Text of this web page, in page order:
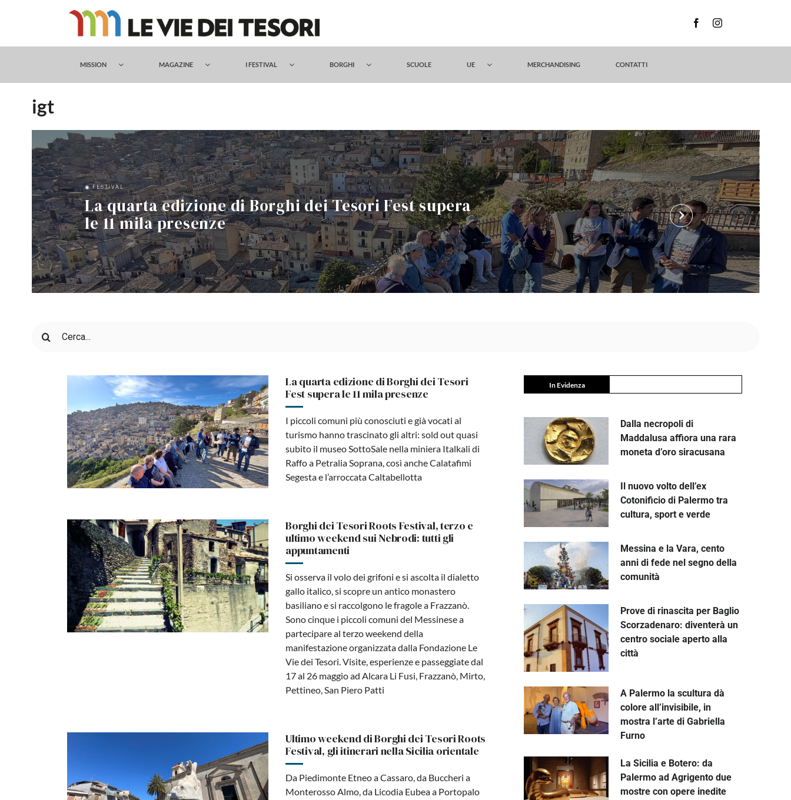
MISSION MAGAZINE I FESTIVAL BORGHI SCUOLE UE MERCHANDISING CONTATTI
igt
◉ FESTIVAL
La quarta edizione di Borghi dei Tesori Fest supera
le 11 mila presenze
keyboard_arrow_right
per:
La quarta edizione di Borghi dei Tesori
Fest supera le 11 mila presenze
I piccoli comuni più conosciuti e già vocati al
turismo hanno trascinato gli altri: sold out quasi
subito il museo SottoSale nella miniera Italkali di
Raffo a Petralia Soprana, così anche Calatafimi
Segesta e l’arroccata Caltabellotta
Borghi dei Tesori Roots Festival, terzo e
ultimo weekend sui Nebrodi: tutti gli
appuntamenti
Si osserva il volo dei grifoni e si ascolta il dialetto
gallo italico, si scopre un antico monastero
basiliano e si raccolgono le fragole a Frazzanò.
Sono cinque i piccoli comuni del Messinese a
partecipare al terzo weekend della
manifestazione organizzata dalla Fondazione Le
Vie dei Tesori. Visite, esperienze e passeggiate dal
17 al 26 maggio ad Alcara Li Fusi, Frazzanò, Mirto,
Pettineo, San Piero Patti
Ultimo weekend di Borghi dei Tesori Roots
Festival, gli itinerari nella Sicilia orientale
Da Piedimonte Etneo a Cassaro, da Buccheri a
Monterosso Almo, da Licodia Eubea a Portopalo
In Evidenza
Dalla necropoli di
Maddalusa affiora una rara
moneta d’oro siracusana
Il nuovo volto dell’ex
Cotonificio di Palermo tra
cultura, sport e verde
Messina e la Vara, cento
anni di fede nel segno della
comunità
Prove di rinascita per Baglio
Scorzadenaro: diventerà un
centro sociale aperto alla
città
A Palermo la scultura dà
colore all’invisibile, in
mostra l’arte di Gabriella
Furno
La Sicilia e Botero: da
Palermo ad Agrigento due
mostre con opere inedite